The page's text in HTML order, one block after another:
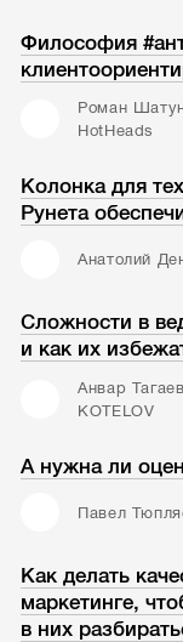
Философия
Роман
HotHeads
Колонка для
Рунета
Анатолий
Сложности в
и как их
Анвар Тагаев
KOTELOV
А нужна ли
Павел
Как делать
маркетинге,
в них